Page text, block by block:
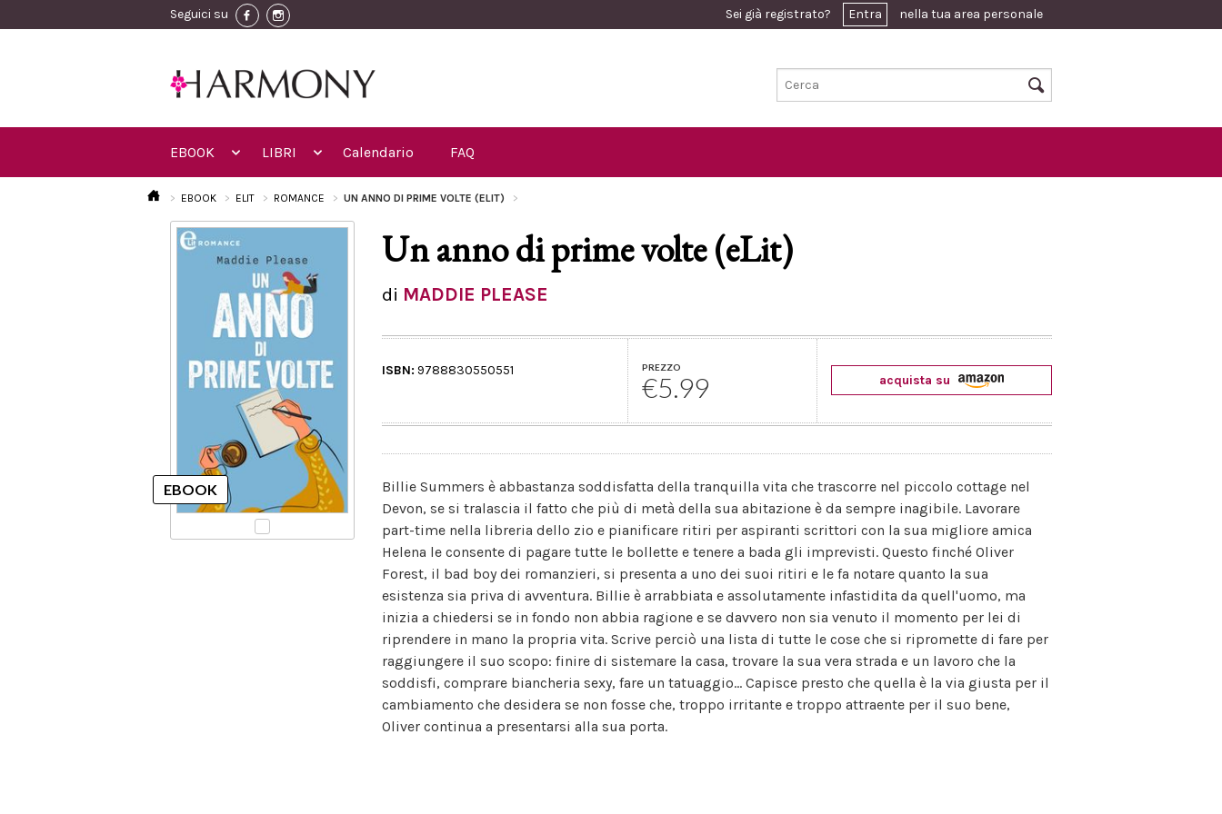
Seguici su Sei già registrato? Entra nella tua area personale
EBOOK LIBRI Calendario FAQ
EBOOK ELIT ROMANCE UN ANNO DI PRIME VOLTE (ELIT)
Un anno di prime volte (eLit)
di MADDIE PLEASE
ISBN: 9788830550551 PREZZO
€5.99 acquista su
Billie Summers è abbastanza soddisfatta della tranquilla vita che trascorre nel piccolo cottage nel
Devon, se si tralascia il fatto che più di metà della sua abitazione è da sempre inagibile. Lavorare
part-time nella libreria dello zio e pianificare ritiri per aspiranti scrittori con la sua migliore amica
Helena le consente di pagare tutte le bollette e tenere a bada gli imprevisti. Questo finché Oliver
Forest, il bad boy dei romanzieri, si presenta a uno dei suoi ritiri e le fa notare quanto la sua
esistenza sia priva di avventura. Billie è arrabbiata e assolutamente infastidita da quell'uomo, ma
inizia a chiedersi se in fondo non abbia ragione e se davvero non sia venuto il momento per lei di
riprendere in mano la propria vita. Scrive perciò una lista di tutte le cose che si ripromette di fare per
raggiungere il suo scopo: finire di sistemare la casa, trovare la sua vera strada e un lavoro che la
soddisfi, comprare biancheria sexy, fare un tatuaggio... Capisce presto che quella è la via giusta per il
cambiamento che desidera se non fosse che, troppo irritante e troppo attraente per il suo bene,
Oliver continua a presentarsi alla sua porta.